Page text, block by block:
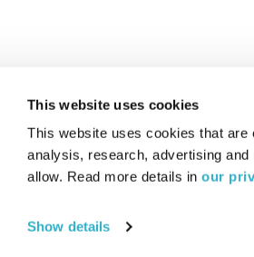
This website uses cookies
This website uses cookies that
analysis, research, advertising
allow. Read more details in our
Show details